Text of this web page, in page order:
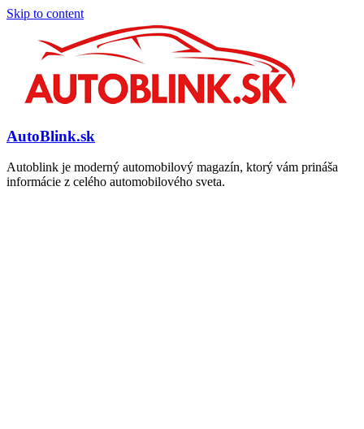
Skip to content
AutoBlink.sk
Autoblink je moderný automobilový magazín, ktorý vám prináša
informácie z celého automobilového sveta.